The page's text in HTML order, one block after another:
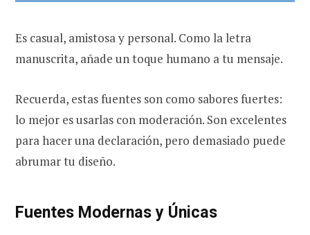
Es casual, amistosa y personal. Como la letra
manuscrita, añade un toque humano a tu mensaje.
Recuerda, estas fuentes son como sabores fuertes:
lo mejor es usarlas con moderación. Son excelentes
para hacer una declaración, pero demasiado puede
abrumar tu diseño.
Fuentes Modernas y Únicas